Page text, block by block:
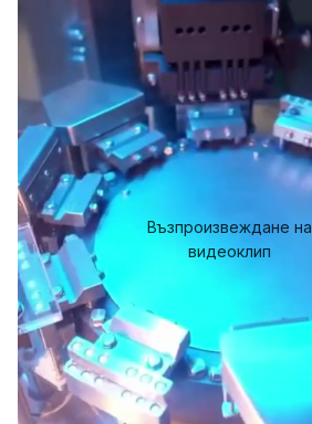
Възпроизвеждане на
видеоклип